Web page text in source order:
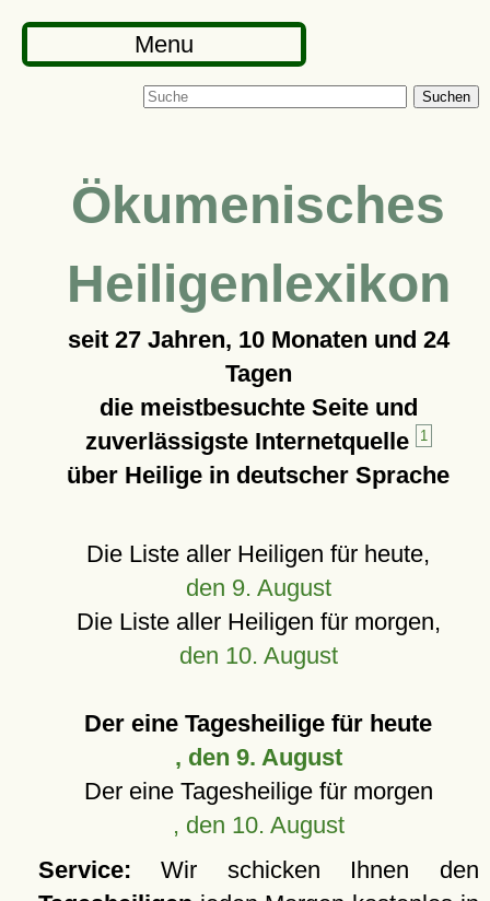
Menu
Suchen
Ökumenisches
Heiligenlexikon
seit 27 Jahren, 10 Monaten und 24
Tagen
die meistbesuchte Seite und
zuverlässigste Internetquelle
1
über Heilige in deutscher Sprache
Die Liste aller Heiligen für heute,
den 9. August
Die Liste aller Heiligen für morgen,
den 10. August
Der eine Tagesheilige für heute
, den 9. August
Der eine Tagesheilige für morgen
, den 10. August
Service: Wir schicken Ihnen den